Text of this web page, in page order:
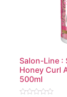
Salon-Line :
Honey Curl
500ml